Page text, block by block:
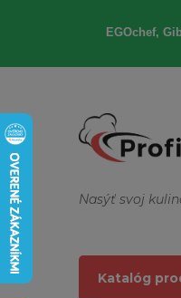
EGOchef,
Nasýť svoj
Katalóg